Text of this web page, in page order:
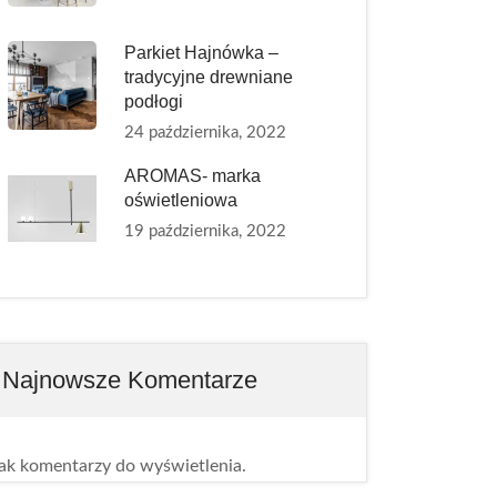
Parkiet Hajnówka –
tradycyjne drewniane
podłogi
24 października, 2022
AROMAS- marka
oświetleniowa
19 października, 2022
Najnowsze Komentarze
komentarzy do wyświetlenia.